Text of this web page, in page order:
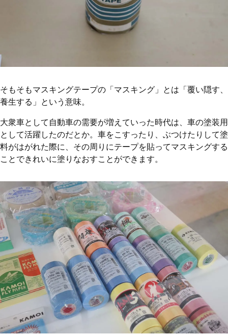
そもそもマスキングテープの「マスキング」とは「覆い隠す、
養生する」という意味。
大衆車として自動車の需要が増えていった時代は、車の塗装用
として活躍したのだとか。車をこすったり、ぶつけたりして塗
料がはがれた際に、その周りにテープを貼ってマスキングする
ことできれいに塗りなおすことができます。